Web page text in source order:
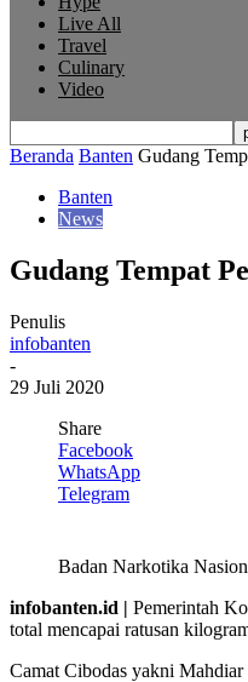
Live All
Travel
Culinary
Video
Beranda Banten Gudang
Banten
News
Gudang Tempat
Penulis
infobanten
-
29 Juli 2020
Share
Facebook
WhatsApp
Telegram
Badan Narkotika
infobanten.id | Pemerintah
total mencapai ratusan
Camat Cibodas yakni Mahdiar